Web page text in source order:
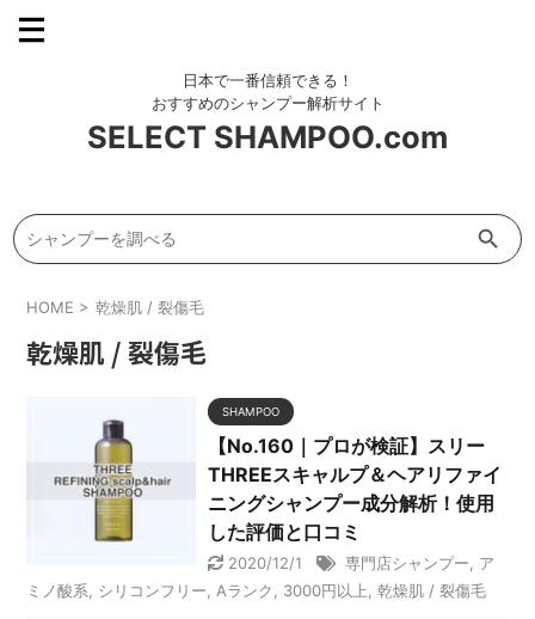
SELECT SHAMPOO.com
Search
for:
Search Button
HOME > 乾燥肌 / 裂傷毛
乾燥肌 / 裂傷毛
SHAMPOO
【No.160｜プロが検証】スリー
THREEスキャルプ＆ヘアリファイ
ニングシャンプー成分解析！使用
した評価と口コミ
2020/12/1 専門店シャンプー
ア
ミノ酸系
シリコンフリー Aランク 3000円以上 ,乾燥肌 / 裂傷毛